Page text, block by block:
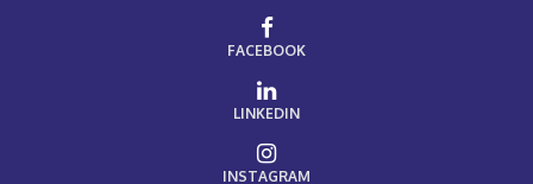
FACEBOOK
LINKEDIN
INSTAGRAM